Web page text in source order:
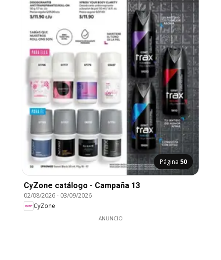
Página 50
CyZone catálogo - Campaña 13
02/08/2026- 03/09/2026
CyZone
ANUNCIO